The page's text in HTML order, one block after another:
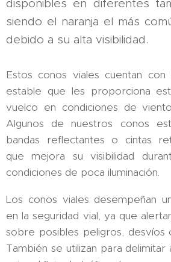
disponibles en diferentes
siendo el naranja el más
debido a su alta visibilidad.
Estos conos viales cuentan
estable que les proporciona
vuelco en condiciones de
Algunos de nuestros conos
bandas reflectantes o cintas
que mejora su visibilidad
condiciones de poca iluminación.
Los conos viales desempeñan
en la seguridad vial, ya que
sobre posibles peligros, desvíos
También se utilizan para